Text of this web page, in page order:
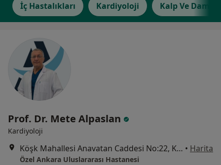
İç Hastalıkları Kardiyoloji Kalp Ve
Prof. Dr. Mete Alpaslan
Kardiyoloji
Köşk Mahallesi Anavatan Caddesi No:22, Keçiören • Harita
Özel Ankara Uluslararası Hastanesi